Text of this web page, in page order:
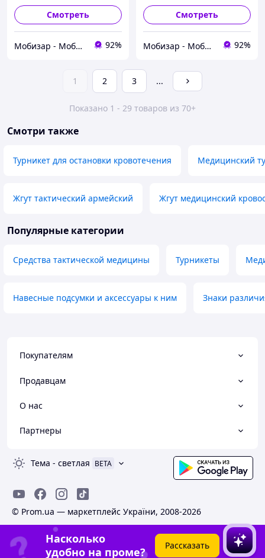
Смотреть
Мобизар - Мобильный Заряд 92%
Смотреть
Мобизар - Мобильный Заряд 92%
1 2 3 ...
Показано 1 - 29 товаров из 70+
Смотри также
Турникет для остановки кровотечения Медицинский
Жгут тактический армейский Жгут медицинский
Популярные категории
Средства тактической медицины Турникеты
Навесные подсумки и аксессуары к ним Знаки
Покупателям
Продавцам
О нас
Партнеры
Тема - светлая BETA
© Prom.ua — маркетплейс України, 2008-2026
Насколько
удобно на проме?
Рассказать